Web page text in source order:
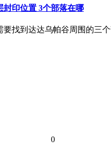
封印位置 3个部落在哪
要找到达达乌帕谷周围的三
0